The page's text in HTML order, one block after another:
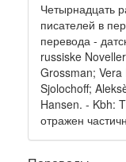
Четырнадцать
писателей в
перевода -
russiske
Grossman;
Sjolochoff;
Hansen. - Kbh:
отражен